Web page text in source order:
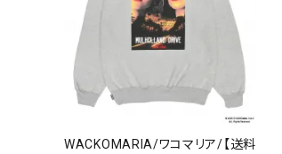
WACKOMARIA/ワコマリア/【送料